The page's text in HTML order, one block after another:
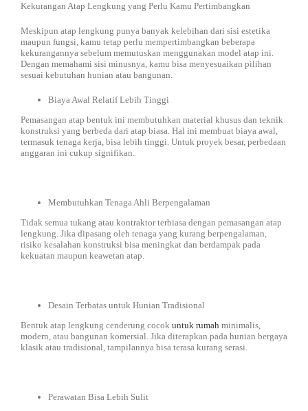
Kekurangan Atap Lengkung yang Perlu Kamu Pertimbangkan
Meskipun atap lengkung punya banyak kelebihan dari sisi estetika
maupun fungsi, kamu tetap perlu mempertimbangkan beberapa
kekurangannya sebelum memutuskan menggunakan model atap ini.
Dengan memahami sisi minusnya, kamu bisa menyesuaikan pilihan
sesuai kebutuhan hunian atau bangunan.
Biaya Awal Relatif Lebih Tinggi
Pemasangan atap bentuk ini membutuhkan material khusus dan teknik
konstruksi yang berbeda dari atap biasa. Hal ini membuat biaya awal,
termasuk tenaga kerja, bisa lebih tinggi. Untuk proyek besar, perbedaan
anggaran ini cukup signifikan.
Membutuhkan Tenaga Ahli Berpengalaman
Tidak semua tukang atau kontraktor terbiasa dengan pemasangan atap
lengkung. Jika dipasang oleh tenaga yang kurang berpengalaman,
risiko kesalahan konstruksi bisa meningkat dan berdampak pada
kekuatan maupun keawetan atap.
Desain Terbatas untuk Hunian Tradisional
Bentuk atap lengkung cenderung cocok untuk rumah minimalis,
modern, atau bangunan komersial. Jika diterapkan pada hunian bergaya
klasik atau tradisional, tampilannya bisa terasa kurang serasi.
Perawatan Bisa Lebih Sulit